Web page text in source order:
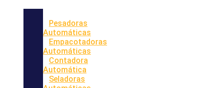
Pesadoras
Automáticas
Empacotadoras
Automáticas
Contadora
Automática
Seladoras